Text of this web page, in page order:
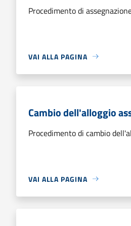
Procedimento di
VAI ALLA PAGINA
Cambio dell'alloggio
Procedimento di cambio
VAI ALLA PAGINA